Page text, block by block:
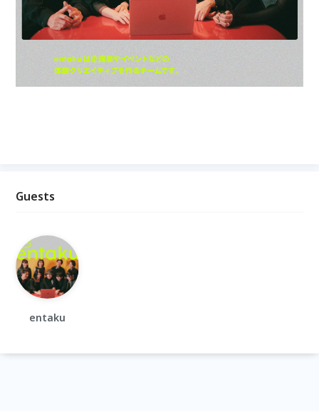
Guests
entaku